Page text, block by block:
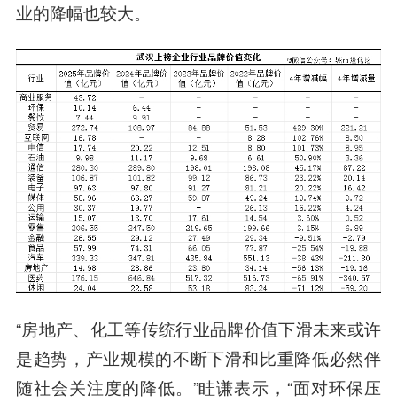
业的降幅也较大。
“房地产、化工等传统行业品牌价值下滑未来或许
是趋势，产业规模的不断下滑和比重降低必然伴
随社会关注度的降低。”眭谦表示，“面对环保压